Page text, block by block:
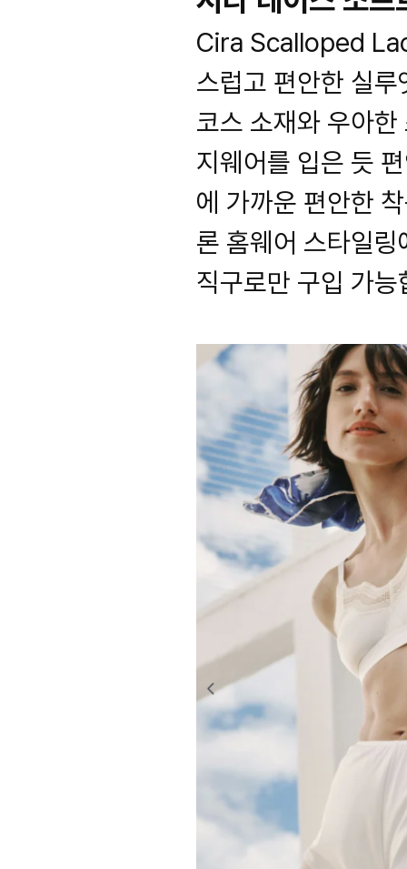
Cira Scalloped
스럽고 편안한 실
코스 소재와 우아
지웨어를 입은 듯
에 가까운 편안한
론 홈웨어 스타일
직구로만 구입 가